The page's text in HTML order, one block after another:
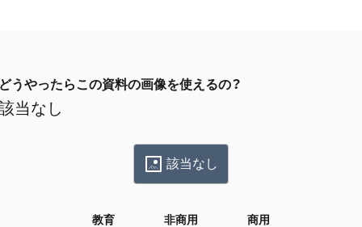
うやったらこの資料の画像を使えるの？
当なし
該当なし
教育 非商用 商用